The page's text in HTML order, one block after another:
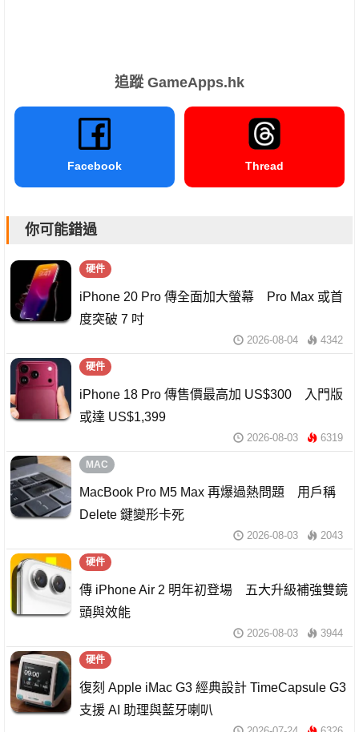
追蹤 GameApps.hk
Facebook Thread
你可能錯過
硬件
iPhone 20 Pro 傳全面加大螢幕 Pro Max 或首
度突破 7 吋
2026-08-04 4342
硬件
iPhone 18 Pro 傳售價最高加 US$300 入門版
或達 US$1,399
2026-08-03 6319
MAC
MacBook Pro M5 Max 再爆過熱問題 用戶稱
Delete 鍵變形卡死
2026-08-03 2043
硬件
傳 iPhone Air 2 明年初登場 五大升級補強雙鏡
頭與效能
2026-08-03 3944
硬件
復刻 Apple iMac G3 經典設計 TimeCapsule G3
支援 AI 助理與藍牙喇叭